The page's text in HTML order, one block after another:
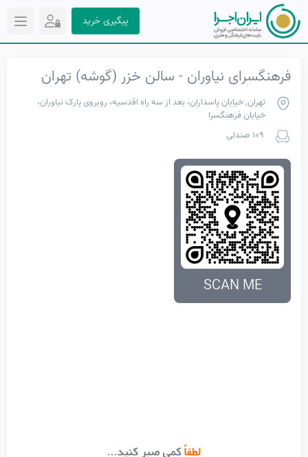
پیگیری خرید
فرهنگسرای نیاوران - سالن خزر (گوشه) تهران
تهران, خیابان پاسداران، بعد از سه راه اقدسیه، روبروی پارک نیاوران،
خیابان فرهنگسرا
109 صندلی
SCAN ME